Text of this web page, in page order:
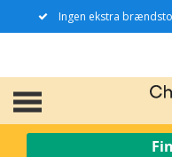
Ingen ekstra